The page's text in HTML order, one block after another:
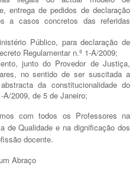
entrega de pedidos de declaração
a casos concretos das referidas
Público, para declaração de
Regulamentar n.º 1-A/2009;
junto do Provedor de Justiça,
no sentido de ser suscitada a
da constitucionalidade do
A/2009, de 5 de Janeiro;
com todos os Professores na
de Qualidade e na dignificação dos
docente.
Abraço